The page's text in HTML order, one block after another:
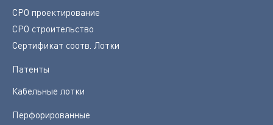
СРО проектирование
СРО строительство
Сертификат соотв. Лотки
Патенты
Кабельные лотки
Перфорированные